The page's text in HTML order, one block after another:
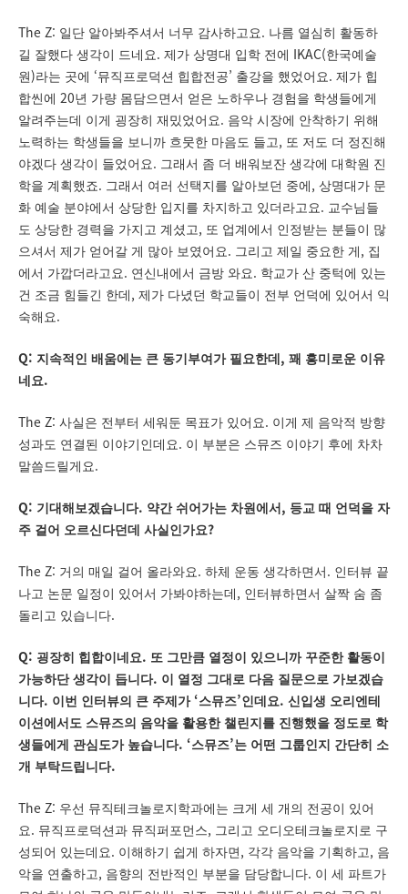
The Z: 일단 알아봐주셔서 너무 감사하고요 . 나름 열심히 활동하
길 잘했다 생각이 드네요 . 제가 상명대 입학 전에 IKAC(한국예술
원 )라는 곳에 ‘뮤직프로덕션 힙합전공’ 출강을 했었어요 . 제가 힙
합씬에 20년 가량 몸담으면서 얻은 노하우나 경험을 학생들에게
알려주는데 이게 굉장히 재밌었어요 . 음악 시장에 안착하기 위해
노력하는 학생들을 보니까 흐뭇한 마음도 들고 , 또 저도 더 정진해
야겠다 생각이 들었어요 . 그래서 좀 더 배워보잔 생각에 대학원 진
학을 계획했죠. 그래서 여러 선택지를 알아보던 중에 , 상명대가 문
화 예술 분야에서 상당한 입지를 차지하고 있더라고요 . 교수님들
도 상당한 경력을 가지고 계셨고 , 또 업계에서 인정받는 분들이 많
으셔서 제가 얻어갈 게 많아 보였어요 . 그리고 제일 중요한 게 , 집
에서 가깝더라고요 . 연신내에서 금방 와요 . 학교가 산 중턱에 있는
건 조금 힘들긴 한데 , 제가 다녔던 학교들이 전부 언덕에 있어서 익
숙해요 .
Q: 지속적인 배움에는 큰 동기부여가 필요한데 , 꽤 흥미로운 이유
네요.
The Z: 사실은 전부터 세워둔 목표가 있어요 . 이게 제 음악적 방향
성과도 연결된 이야기인데요 . 이 부분은 스뮤즈 이야기 후에 차차
말씀드릴게요 .
Q: 기대해보겠습니다. 약간 쉬어가는 차원에서 , 등교 때 언덕을 자
주 걸어 오르신다던데 사실인가요?
The Z: 거의 매일 걸어 올라와요 . 하체 운동 생각하면서 . 인터뷰 끝
나고 논문 일정이 있어서 가봐야하는데 , 인터뷰하면서 살짝 숨 좀
돌리고 있습니다.
Q: 굉장히 힙합이네요. 또 그만큼 열정이 있으니까 꾸준한 활동이
가능하단 생각이 듭니다. 이 열정 그대로 다음 질문으로 가보겠습
니다. 이번 인터뷰의 큰 주제가 ‘스뮤즈’인데요. 신입생 오리엔테
이션에서도 스뮤즈의 음악을 활용한 챌린지를 진행했을 정도로 학
생들에게 관심도가 높습니다. ‘스뮤즈’는 어떤 그룹인지 간단히 소
개 부탁드립니다.
The Z: 우선 뮤직테크놀로지학과에는 크게 세 개의 전공이 있어
요 . 뮤직프로덕션과 뮤직퍼포먼스, 그리고 오디오테크놀로지로 구
성되어 있는데요 . 이해하기 쉽게 하자면 , 각각 음악을 기획하고 , 음
악을 연출하고 , 음향의 전반적인 부분을 담당합니다. 이 세 파트가